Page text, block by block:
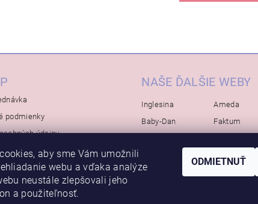
podmienky
údajov
NAŠE ĎALŠIE WEBY
Inglesina
Baby-Dan
Avova
Ameda
Faktum
Bambino-Mio
aby sme Vám umožnili
webu a vďaka analýze
neustále zlepšovali jeho
a použiteľnosť.
ODMIETNUŤ